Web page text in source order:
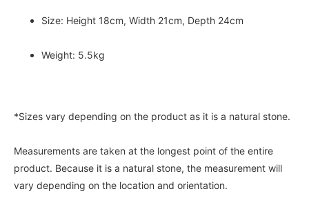
Size: Height 18cm, Width 21cm, Depth 24cm
Weight: 5.5kg
*Sizes vary depending on the product as it is a natural stone.
Measurements are taken at the longest point of the entire
product. Because it is a natural stone, the measurement will
vary depending on the location and orientation.